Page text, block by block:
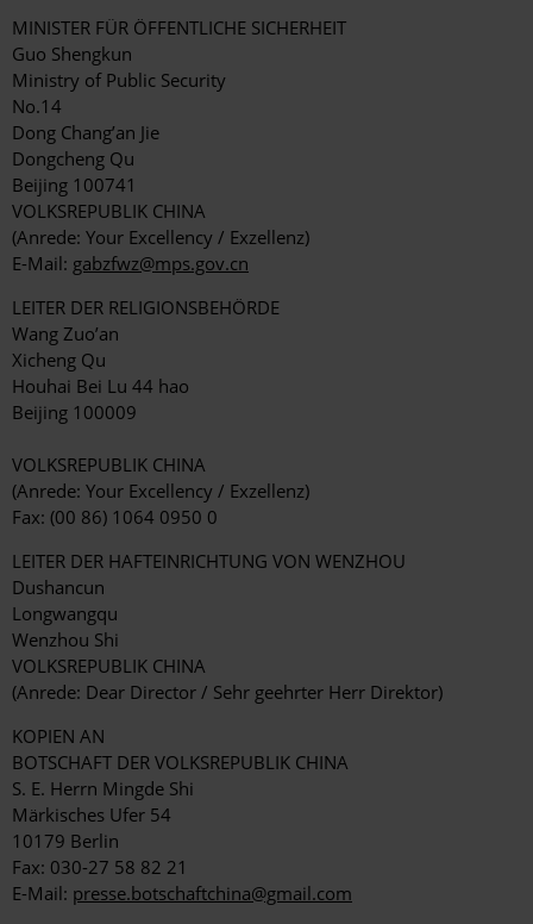
MINISTER FÜR ÖFFENTLICHE SICHERHEIT
Guo Shengkun
Ministry of Public Security
No.14
Dong Chang’an Jie
Dongcheng Qu
Beijing 100741
VOLKSREPUBLIK CHINA
(Anrede: Your Excellency / Exzellenz)
E-Mail: gabzfwz@mps.gov.cn
LEITER DER RELIGIONSBEHÖRDE
Wang Zuo’an
Xicheng Qu
Houhai Bei Lu 44 hao
Beijing 100009
VOLKSREPUBLIK CHINA
(Anrede: Your Excellency / Exzellenz)
Fax: (00 86) 1064 0950 0
LEITER DER HAFTEINRICHTUNG VON WENZHOU
Dushancun
Longwangqu
Wenzhou Shi
VOLKSREPUBLIK CHINA
(Anrede: Dear Director / Sehr geehrter Herr Direktor)
KOPIEN AN
BOTSCHAFT DER VOLKSREPUBLIK CHINA
S. E. Herrn Mingde Shi
Märkisches Ufer 54
10179 Berlin
Fax: 030-27 58 82 21
E-Mail: presse.botschaftchina@gmail.com